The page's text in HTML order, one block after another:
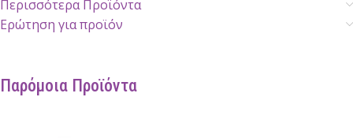
Περισσότερα Προϊόντα
Ερώτηση για προϊόν
Παρόμοια Προϊόντα